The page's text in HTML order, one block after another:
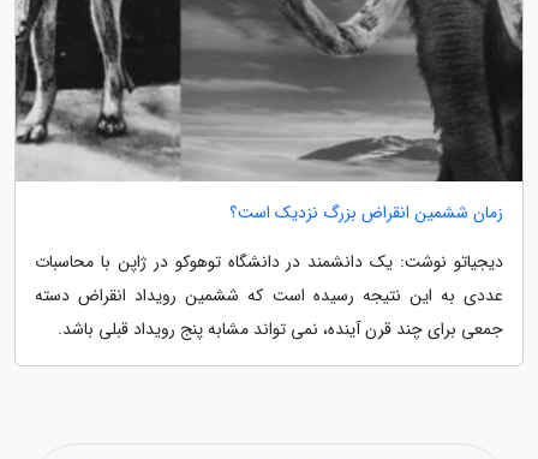
زمان ششمین انقراض بزرگ نزدیک است؟
دیجیاتو نوشت: یک دانشمند در دانشگاه توهوکو در ژاپن با محاسبات
عددی به این نتیجه رسیده است که ششمین رویداد انقراض دسته
جمعی برای چند قرن آینده، نمی تواند مشابه پنج رویداد قبلی باشد.